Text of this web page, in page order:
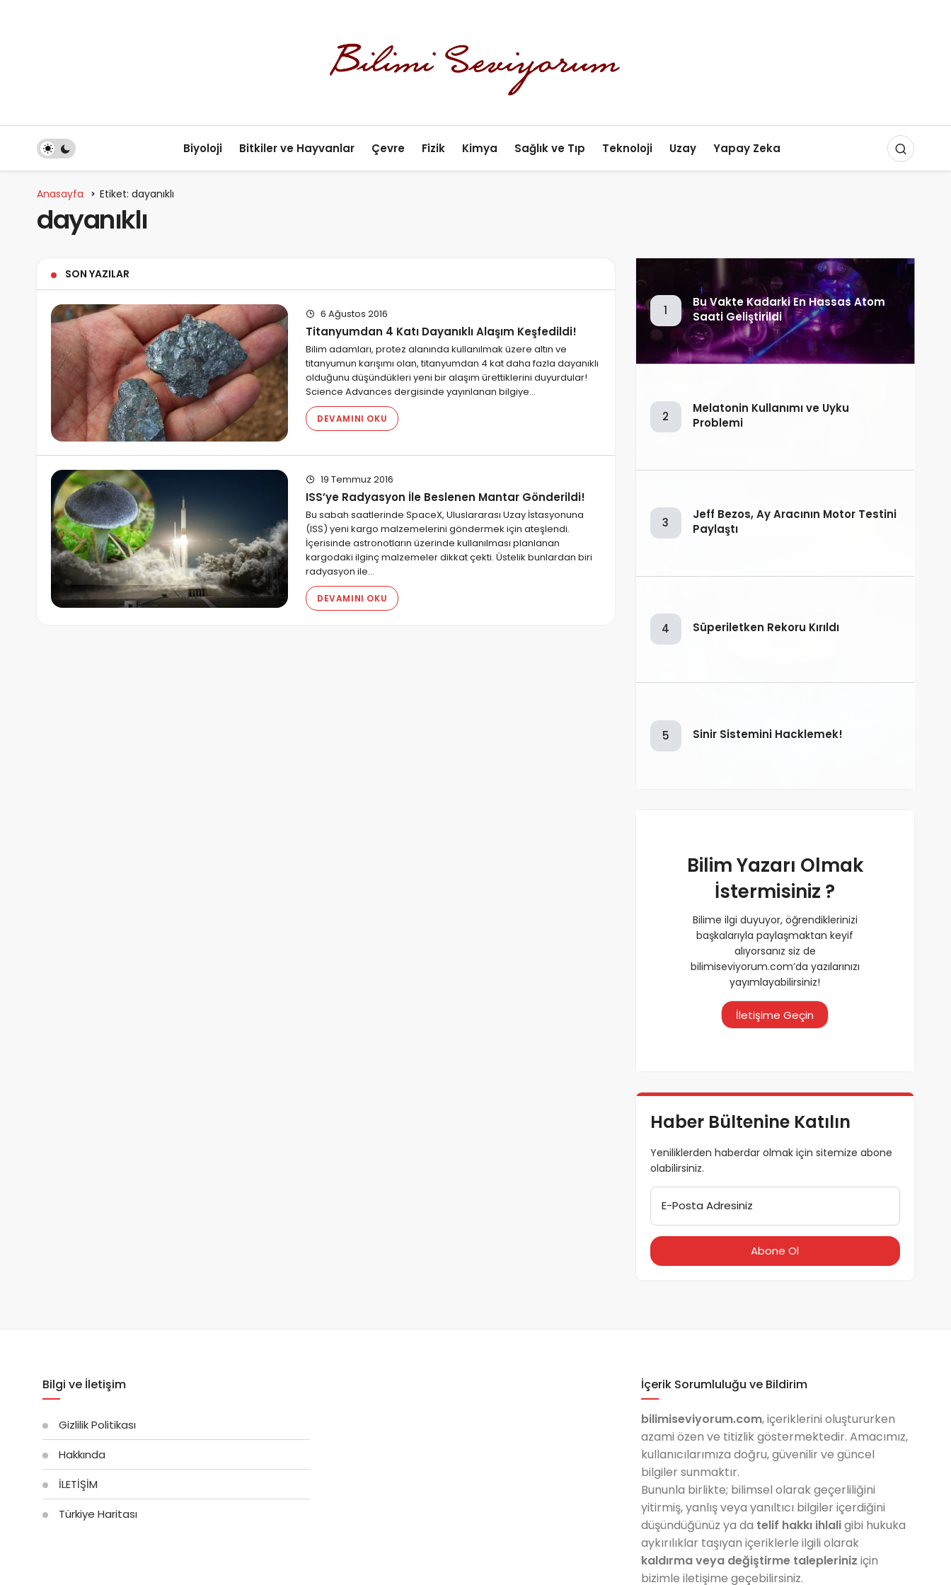
Biyoloji Bitkiler ve Hayvanlar Çevre Fizik Kimya Sağlık ve Tıp Teknoloji Uzay Yapay Zeka
Anasayfa Etiket: dayanıklı
dayanıklı
SON YAZILAR
6 Ağustos 2016
Titanyumdan 4 Katı Dayanıklı Alaşım Keşfedildi!
Bilim adamları, protez alanında kullanılmak üzere altın ve
titanyumun karışımı olan, titanyumdan 4 kat daha fazla dayanıklı
olduğunu düşündükleri yeni bir alaşım ürettiklerini duyurdular!
Science Advances dergisinde yayınlanan bilgiye…
DEVAMINI OKU
19 Temmuz 2016
ISS’ye Radyasyon İle Beslenen Mantar Gönderildi!
Bu sabah saatlerinde SpaceX, Uluslararası Uzay İstasyonuna
(ISS) yeni kargo malzemelerini göndermek için ateşlendi.
İçerisinde astronotların üzerinde kullanılması planlanan
kargodaki ilginç malzemeler dikkat çekti. Üstelik bunlardan biri
radyasyon ile…
DEVAMINI OKU
1
Bu Vakte Kadarki En Hassas Atom
Saati Geliştirildi
2
Melatonin Kullanımı ve Uyku
Problemi
3
Jeff Bezos, Ay Aracının Motor Testini
Paylaştı
4 Süperiletken Rekoru Kırıldı
5 Sinir Sistemini Hacklemek!
Bilim Yazarı Olmak
İstermisiniz ?
Bilime ilgi duyuyor, öğrendiklerinizi
başkalarıyla paylaşmaktan keyif
alıyorsanız siz de
bilimiseviyorum.com’da yazılarınızı
yayımlayabilirsiniz!
İletişime Geçin
Haber Bültenine Katılın
Yeniliklerden haberdar olmak için sitemize abone
olabilirsiniz.
E-Posta Adresiniz
Bilgi ve İletişim
Gizlilik Politikası
Hakkında
İLETİŞİM
Türkiye Haritası
İçerik Sorumluluğu ve Bildirim
bilimiseviyorum.com, içeriklerini oluştururken
azami özen ve titizlik göstermektedir. Amacımız,
kullanıcılarımıza doğru, güvenilir ve güncel
bilgiler sunmaktır.
Bununla birlikte; bilimsel olarak geçerliliğini
yitirmiş, yanlış veya yanıltıcı bilgiler içerdiğini
düşündüğünüz ya da telif hakkı ihlaligibi hukuka
aykırılıklar taşıyan içeriklerle ilgili olarak
kaldırma veya değiştirme talepleriniz için
bizimle iletişime geçebilirsiniz.